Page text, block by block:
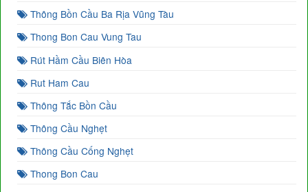
Thông Bồn Cầu Ba Rịa Vũng Tàu
Thong Bon Cau Vung Tau
Rút Hầm Cầu Biên Hòa
Rut Ham Cau
Thông Tắc Bồn Cầu
Thông Cầu Nghẹt
Thông Cầu Cống Nghẹt
Thong Bon Cau